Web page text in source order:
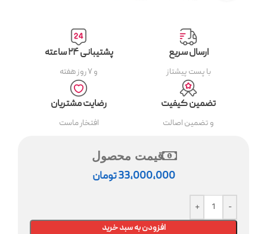
ارسال سریع
با پست پیشتاز
پشتیبانی ۲۴ ساعته
و ۷ روز هفته
تضمین کیفیت
و تضمین اصالت
رضایت مشتریان
افتخار ماست
قیمت محصول
33,000,000تومان
افزودن به سبد خرید